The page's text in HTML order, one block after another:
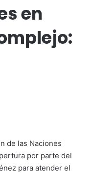
en
de las Naciones
por parte del
para atender el